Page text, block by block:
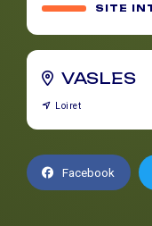
SITE
VASLES
Loiret
Facebook